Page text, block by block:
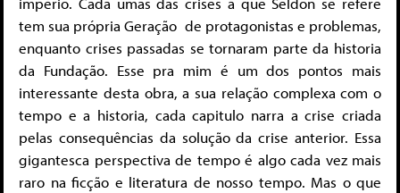
tem sua própria Geração de protagonistas e problemas,
enquanto crises passadas se tornaram parte da historia
da Fundação. Esse pra mim é um dos pontos mais
interessante desta obra, a sua relação complexa com o
tempo e a historia, cada capitulo narra a crise criada
pelas consequências da solução da crise anterior. Essa
gigantesca perspectiva de tempo é algo cada vez mais
raro na ficção e literatura de nosso tempo. Mas o que